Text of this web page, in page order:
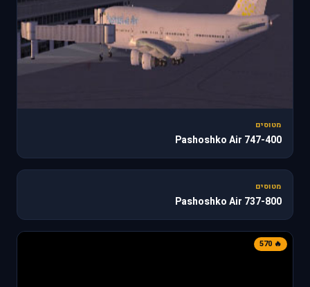
מטוסים
747-400 Pashoshko Air
187
מטוסים
737-800 Pashoshko Air
🔥 570